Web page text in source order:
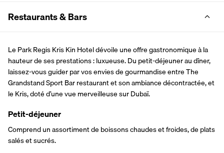
Restaurants & Bars
Le Park Regis Kris Kin Hotel dévoile une offre gastronomique à la
hauteur de ses prestations : luxueuse. Du petit-déjeuner au dîner,
laissez-vous guider par vos envies de gourmandise entre The
Grandstand Sport Bar restaurant et son ambiance décontractée, et
le Kris, doté d’une vue merveilleuse sur Dubaï.
Petit-déjeuner
Comprend un assortiment de boissons chaudes et froides, de plats
salés et sucrés.